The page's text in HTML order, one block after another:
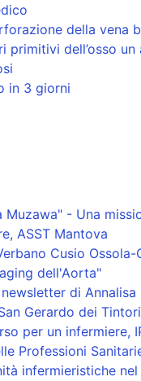
della vena
dell’osso
in 3 giorni
- Una
ASST Mantova
Cusio Ossola-
dell'Aorta"
di Annalisa
Gerardo dei
per un infermiere,
Professioni
infermieristiche